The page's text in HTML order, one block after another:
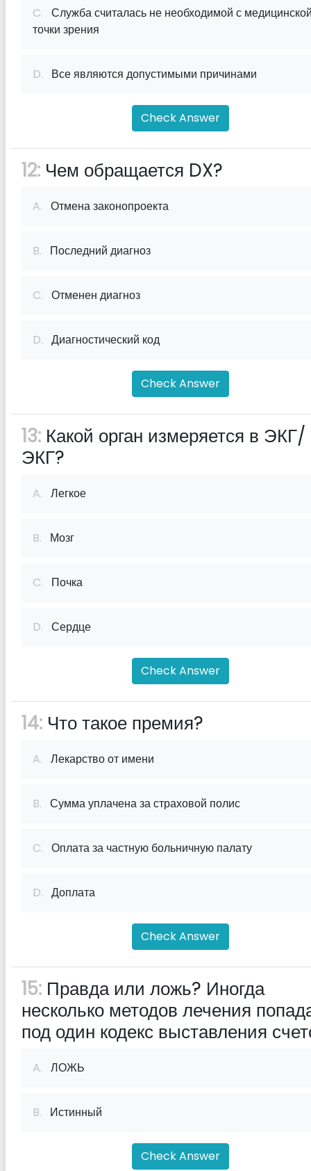
C. Служба считалась не необходимой с
точки зрения
D. Все являются допустимыми причинами
Check Answer
12: Чем обращается DX?
A. Отмена законопроекта
B. Последний диагноз
C. Отменен диагноз
D. Диагностический код
Check Answer
13: Какой орган измеряется в ЭКГ/
ЭКГ?
A. Легкое
B. Мозг
C. Почка
D. Сердце
Check Answer
14: Что такое премия?
A. Лекарство от имени
B. Сумма уплачена за страховой полис
C. Оплата за частную больничную палату
D. Доплата
Check Answer
15: Правда или ложь? Иногда
несколько методов лечения
под один кодекс выставления
A. ЛОЖЬ
B. Истинный
Check Answer